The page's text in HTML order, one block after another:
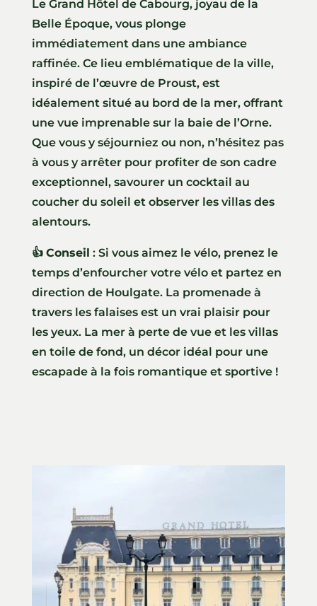
Le Grand Hôtel de Cabourg, joyau de la
Belle Époque, vous plonge
immédiatement dans une ambiance
raffinée. Ce lieu emblématique de la ville,
inspiré de l’œuvre de Proust, est
idéalement situé au bord de la mer, offrant
une vue imprenable sur la baie de l’Orne.
Que vous y séjourniez ou non, n’hésitez pas
à vous y arrêter pour profiter de son cadre
exceptionnel, savourer un cocktail au
coucher du soleil et observer les villas des
alentours.
👍 Conseil : Si vous aimez le vélo, prenez le
temps d’enfourcher votre vélo et partez en
direction de Houlgate. La promenade à
travers les falaises est un vrai plaisir pour
les yeux. La mer à perte de vue et les villas
en toile de fond, un décor idéal pour une
escapade à la fois romantique et sportive !